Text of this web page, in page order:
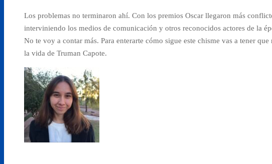
Los problemas no terminaron ahí. Con los premios Oscar llegaron más
interviniendo los medios de comunicación y otros reconocidos actores de la
No te voy a contar más. Para enterarte cómo sigue este chisme vas a tener
la vida de Truman Capote.